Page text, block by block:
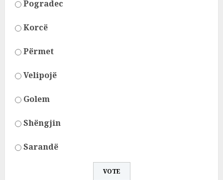
Pogradec
Korcë
Përmet
Velipojë
Golem
Shëngjin
Sarandë